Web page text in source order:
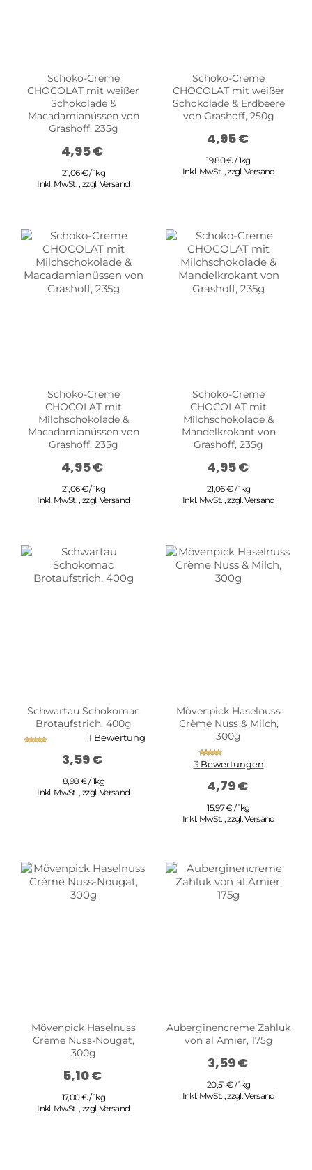
Schoko-Creme
CHOCOLAT mit weißer
Schokolade &
Macadamianüssen von
Grashoff, 235g
4,95 €
21,06 € / 1kg
Inkl. MwSt. ,zzgl.Versand
Schoko-Creme
CHOCOLAT mit weißer
Schokolade & Erdbeere
von Grashoff, 250g
4,95 €
19,80 € / 1kg
Inkl. MwSt. ,zzgl.Versand
Schoko-Creme
CHOCOLAT mit
Milchschokolade &
Macadamianüssen von
Grashoff, 235g
4,95 €
21,06 € / 1kg
Inkl. MwSt.,zzgl.Versand
Schoko-Creme
CHOCOLAT mit
Milchschokolade &
Mandelkrokant von
Grashoff, 235g
4,95 €
21,06 € / 1kg
Inkl. MwSt. ,zzgl.Versand
Schwartau Schokomac
Brotaufstrich, 400g
Bewertung:
1 Bewertung
3,59 €
8,98 € / 1kg
Inkl. MwSt.,zzgl.Versand
Mövenpick Haselnuss
Crème Nuss & Milch,
300g
Bewertung:
100%
3 Bewertungen
4,79 €
15,97 € / 1kg
Inkl. MwSt. ,zzgl.Versand
Mövenpick Haselnuss
Crème Nuss-Nougat,
300g
5,10 €
17,00 € / 1kg
Inkl. MwSt.,zzgl.Versand
Auberginencreme Zahluk
von al Amier, 175g
3,59 €
20,51 € / 1kg
Inkl. MwSt. ,zzgl.Versand